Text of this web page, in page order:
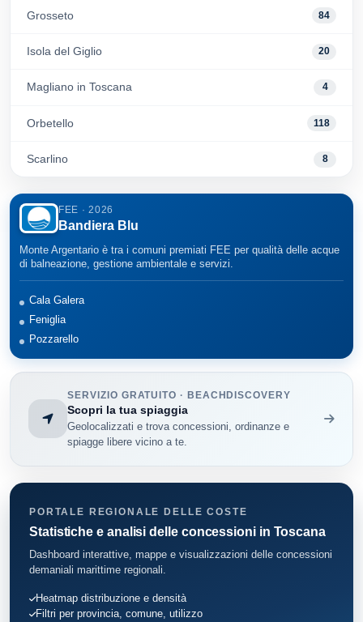
Grosseto 84
Isola del Giglio 20
Magliano in Toscana 4
Orbetello 118
Scarlino 8
FEE · 2026
Bandiera Blu
Monte Argentario è tra i comuni premiati FEE per qualità delle acque
di balneazione, gestione ambientale e servizi.
Cala Galera
Feniglia
Pozzarello
SERVIZIO GRATUITO · BEACHDISCOVERY
Scopri la tua spiaggia
Geolocalizzati e trova concessioni, ordinanze e
spiagge libere vicino a te.
PORTALE REGIONALE DELLE COSTE
Statistiche e analisi delle concessioni in Toscana
Dashboard interattive, mappe e visualizzazioni delle concessioni
demaniali marittime regionali.
Heatmap distribuzione e densità
Filtri per provincia, comune, utilizzo